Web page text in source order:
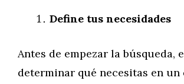
Define tus necesidades
Antes de empezar la búsqueda,
determinar qué necesitas en un